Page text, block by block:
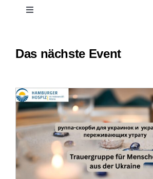
Toggle
Erfahrungsberichte
Downloads
Impressum
Das nächste Event